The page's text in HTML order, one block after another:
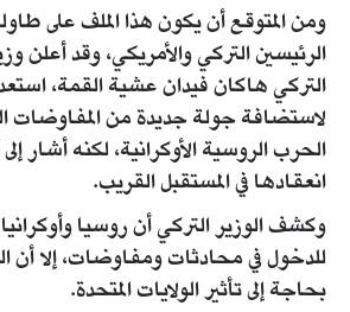
ومن المتوقع أن يكون هذا الملف على
الرئيسين التركي والأمريكي، وقد أعلن
التركي هاكان فيدان عشية القمة،
لاستضافة جولة جديدة من المفاوضات
الحرب الروسية الأوكرانية، لكنه أشار
انعقادها في المستقبل القريب.
وكشف الوزير التركي أن روسيا
للدخول في محادثات ومفاوضات، إلا أن
بحاجة إلى تأثير الولايات المتحدة.